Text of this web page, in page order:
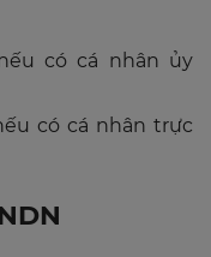
có cá nhân ủy
có cá nhân trực